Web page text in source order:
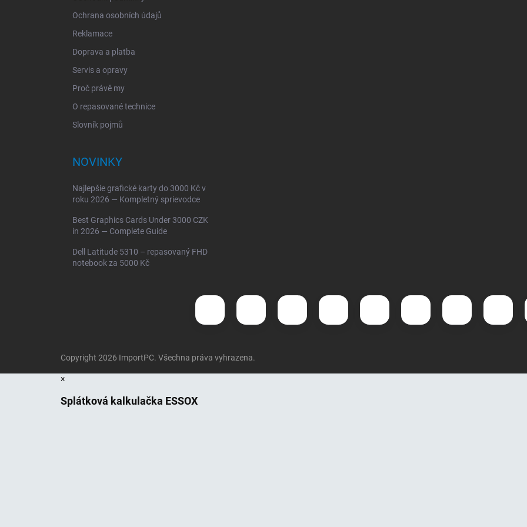
Ochrana osobních údajů
Reklamace
Doprava a platba
Servis a opravy
Proč právě my
O repasované technice
Slovník pojmů
NOVINKY
Najlepšie grafické karty do 3000 Kč v
roku 2026 — Kompletný sprievodce
Best Graphics Cards Under 3000 CZK
in 2026 — Complete Guide
Dell Latitude 5310 – repasovaný FHD
notebook za 5000 Kč
Copyright 2026 ImportPC. Všechna práva vyhrazena.
×
Splátková kalkulačka ESSOX